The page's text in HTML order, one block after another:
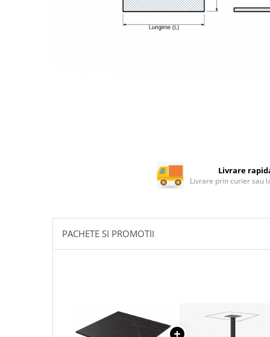
Livrare
Livrare prin curier sau
PACHETE SI PROMOTII